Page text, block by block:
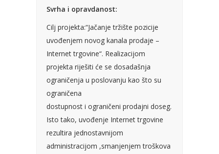
Svrha i opravdanost:
Cilj projekta:“Jačanje tržište pozicije
uvođenjem novog kanala prodaje –
Internet trgovine“. Realizacijom
projekta riješiti će se dosadašnja
ograničenja u poslovanju kao što su
ograničena
dostupnost i ograničeni prodajni doseg.
Isto tako, uvođenje Internet trgovine
rezultira jednostavnijom
administracijom ,smanjenjem troškova